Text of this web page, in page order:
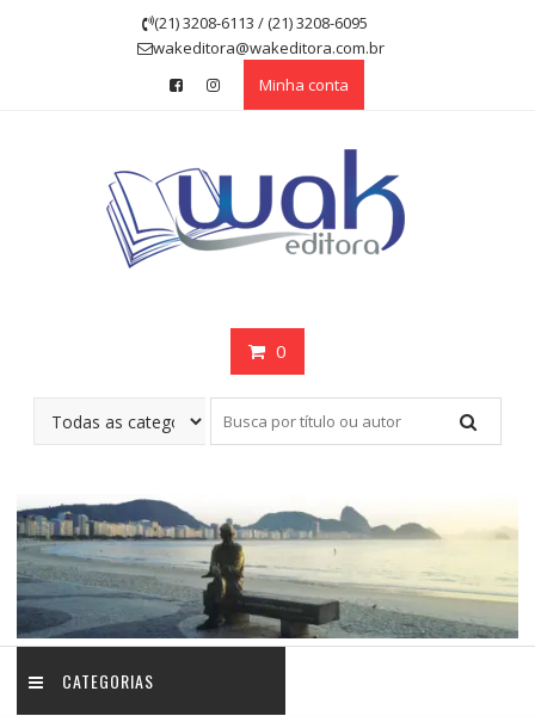
(21) 3208-6113 / (21) 3208-6095
wakeditora@wakeditora.com.br
Minha conta
0
CATEGORIAS